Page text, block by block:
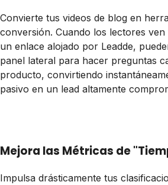
Convierte tus videos de blog en
conversión. Cuando los lectores
un enlace alojado por Leadde,
panel lateral para hacer preguntas
producto, convirtiendo
pasivo en un lead altamente
Mejora las Métricas de
Impulsa drásticamente tus